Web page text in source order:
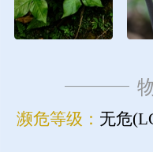
濒危等级： 无危